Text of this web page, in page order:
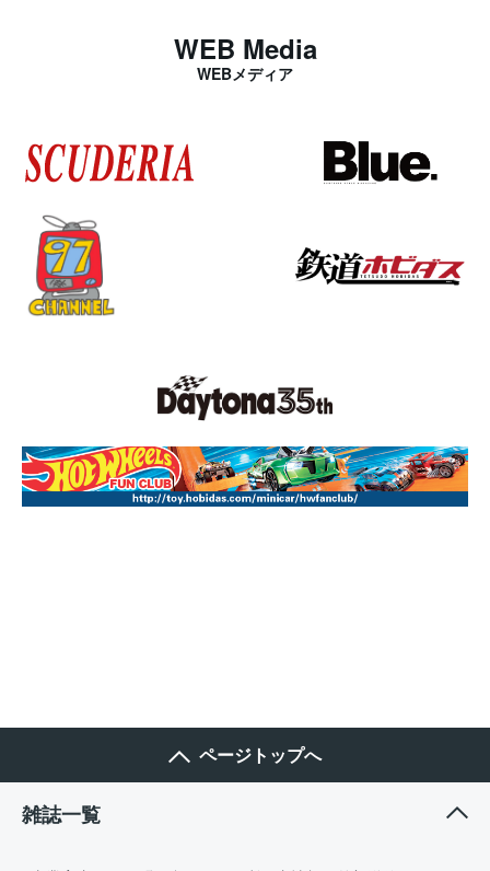
WEB Media
WEBメディア
ページトップへ
雑誌一覧